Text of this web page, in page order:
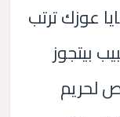
عوزك ترتب
بيتجوز
لحريم